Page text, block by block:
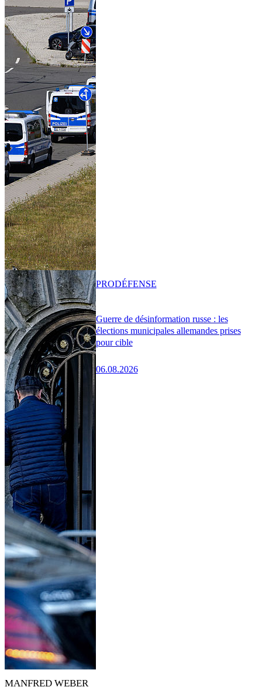
Guerre de désinformation russe : les
élections municipales allemandes prises
pour cible
06.08.2026
PRODÉFENSE
MANFRED WEBER